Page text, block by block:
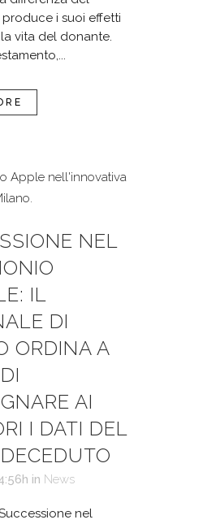
i suoi effetti
vita del donante.
NEL
IL
DI
ORDINA A
AI
I DATI DEL
in News
nel